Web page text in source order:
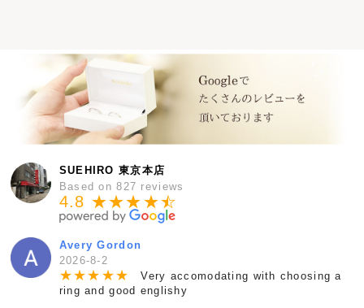
SUEHIRO 東京本店
Based on 827 reviews
4.8 ★★★★★
☆
Avery Gordon
2026-8-2
★★★ ★★
Very accomodating with choosing a
ring and good englishy